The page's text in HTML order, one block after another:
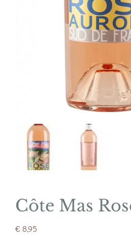
Côte Mas
€8,95